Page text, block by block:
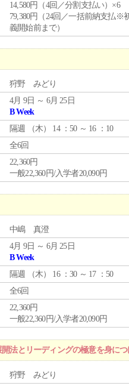
14,580円（4回／分割支払い）×6
79,380円（24回／一括前納支払※
義開始前まで）
狩野 みどり
4月 9日 ～ 6月 25日
B Week
隔週 （木） 14 ：50 ～ 16 ：10
全6回
22,360円
一般22,360円/入学者20,090円
中嶋 真澄
4月 9日 ～ 6月 25日
B Week
隔週 （木） 16 ：30 ～ 17 ：50
全6回
22,360円
一般22,360円/入学者20,090円
法とリーディングの極意を身につ
狩野 みどり